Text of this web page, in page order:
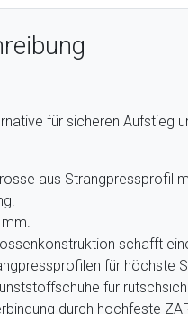
für sicheren Aufstieg
aus Strangpressprofil
schafft
für höchste
für
durch hochfeste